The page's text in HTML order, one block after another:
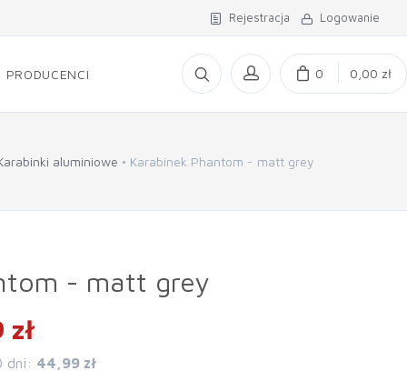
Rejestracja Logowanie
PRODUCENCI 0 0,00 zł
aluminiowe Karabinek Phantom - matt grey
- matt grey
dni: 44,99 zł